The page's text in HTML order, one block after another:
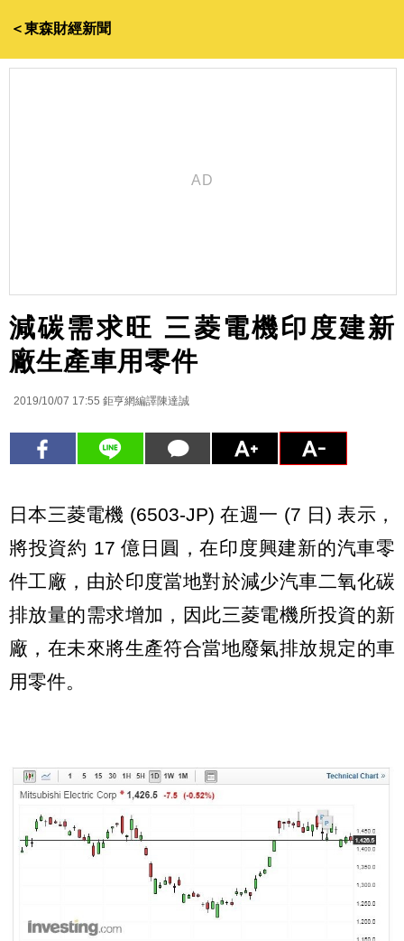
＜東森財經新聞
減碳需求旺 三菱電機印度建新
廠生產車用零件
2019/10/07 17:55 鉅亨網編譯陳達誠
日本三菱電機 (6503-JP) 在週一 (7 日) 表示，
將投資約 17 億日圓，在印度興建新的汽車零
件工廠，由於印度當地對於減少汽車二氧化碳
排放量的需求增加，因此三菱電機所投資的新
廠，在未來將生產符合當地廢氣排放規定的車
用零件。